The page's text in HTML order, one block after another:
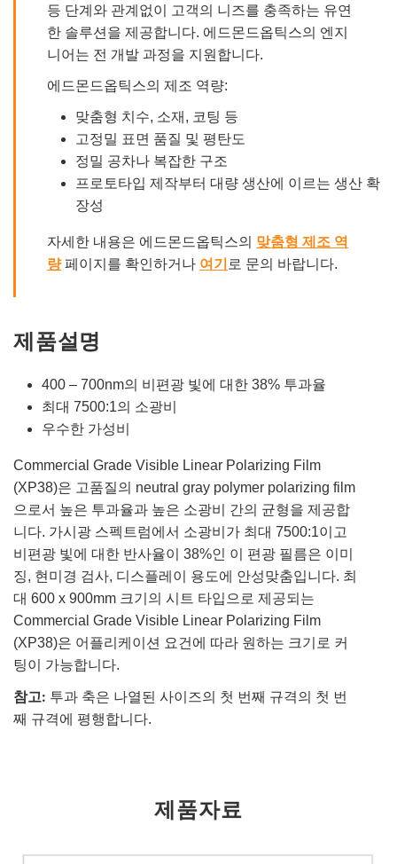
등 단계와 관계없이 고객의 니즈를 충족하는 유연
한 솔루션을 제공합니다. 에드몬드옵틱스의 엔지
니어는 전 개발 과정을 지원합니다.
에드몬드옵틱스의 제조 역량:
맞춤형 치수, 소재, 코팅 등
고정밀 표면 품질 및 평탄도
정밀 공차나 복잡한 구조
프로토타입 제작부터 대량 생산에 이르는 생산 확
장성
자세한 내용은 에드몬드옵틱스의 맞춤형 제조 역
량페이지를 확인하거나 여기 로 문의 바랍니다.
제품설명
400 – 700nm의 비편광 빛에 대한 38% 투과율
최대 7500:1의 소광비
우수한 가성비
Commercial Grade Visible Linear Polarizing Film
(XP38)은 고품질의 neutral gray polymer polarizing film
으로서 높은 투과율과 높은 소광비 간의 균형을 제공합
니다. 가시광 스펙트럼에서 소광비가 최대 7500:1이고
비편광 빛에 대한 반사율이 38%인 이 편광 필름은 이미
징, 현미경 검사, 디스플레이 용도에 안성맞춤입니다. 최
대 600 x 900mm 크기의 시트 타입으로 제공되는
Commercial Grade Visible Linear Polarizing Film
(XP38)은 어플리케이션 요건에 따라 원하는 크기로 커
팅이 가능합니다.
참고: 투과 축은 나열된 사이즈의 첫 번째 규격의 첫 번
째 규격에 평행합니다.
제품자료